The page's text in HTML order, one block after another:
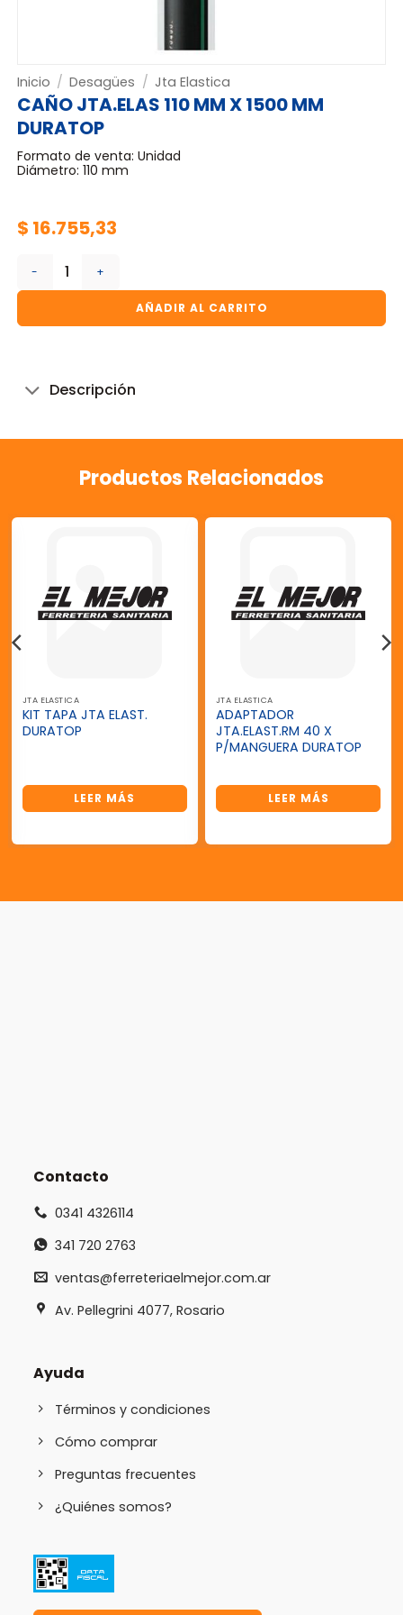
Inicio / Desagües / Jta Elastica
CAÑO JTA.ELAS 110 MM X 1500 MM
DURATOP
Formato de venta: Unidad
Diámetro: 110 mm
$ 16.755,33
CAÑO JTA.ELAS 110 MM X 1500 MM DURATOP cantidad
AÑADIR AL CARRITO
Descripción
Productos Relacionados
JTA ELASTICA
KIT TAPA JTA ELAST.
DURATOP
LEER MÁS
JTA ELASTICA
ADAPTADOR
JTA.ELAST.RM 40 X
P/MANGUERA DURATOP
LEER MÁS
Contacto
0341 4326114
341 720 2763
ventas@ferreteriaelmejor.com.ar
Av. Pellegrini 4077, Rosario
Ayuda
Términos y condiciones
Cómo comprar
Preguntas frecuentes
¿Quiénes somos?